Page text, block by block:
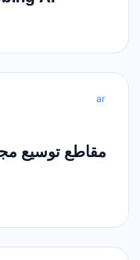
ar
مقاطع توسيع